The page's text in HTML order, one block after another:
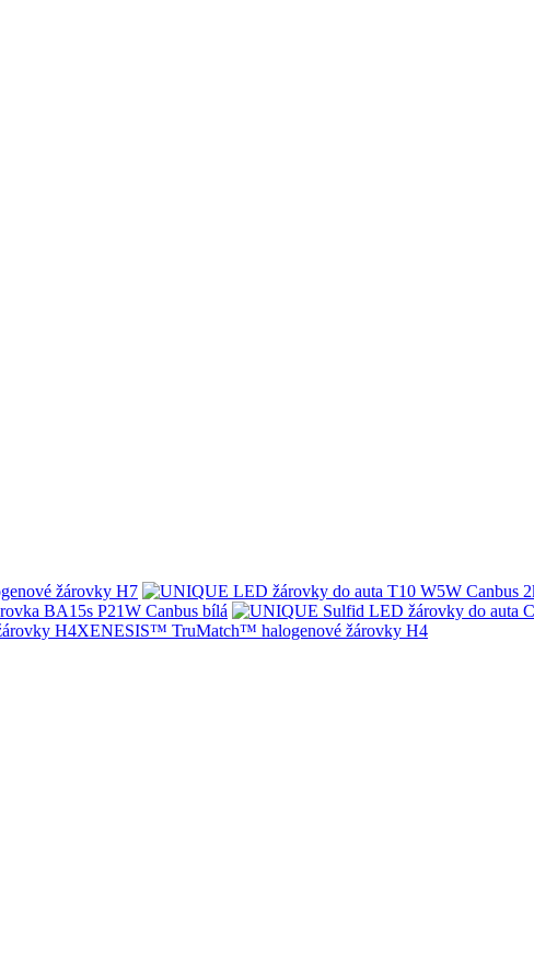
žárovky H7
BA15s P21W Canbus bílá
XENESIS™ TruMatch™ halogenové žárovky H4